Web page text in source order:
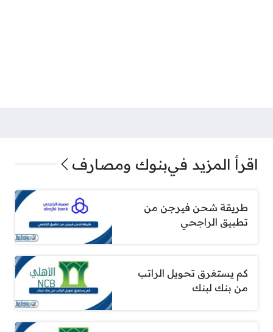
اقرأ المزيد فيبنوك ومصارف
طريقة شحن فيرجن من
تطبيق الراجحي
كم يستغرق تحويل الراتب
من بنك لبنك